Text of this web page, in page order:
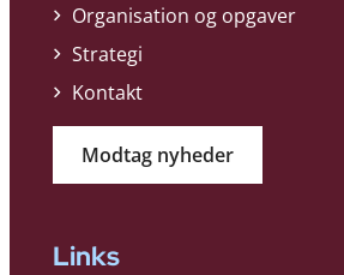
Organisation og opgaver
Strategi
Kontakt
Modtag nyheder
Links